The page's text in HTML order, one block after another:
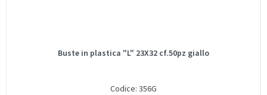
Buste in plastica "L" 23X32 cf.50pz giallo
Codice: 356G